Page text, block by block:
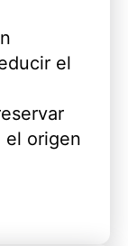
el
el origen